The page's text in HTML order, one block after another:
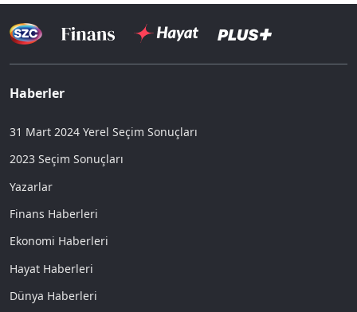
Haberler
31 Mart 2024 Yerel Seçim Sonuçları
2023 Seçim Sonuçları
Yazarlar
Finans Haberleri
Ekonomi Haberleri
Hayat Haberleri
Dünya Haberleri